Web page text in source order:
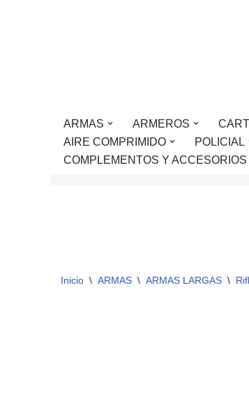
ARMAS ARMEROS
AIRE COMPRIMIDO
POLICIAL
COMPLEMENTOS Y
Inicio \ ARMAS \ ARMAS LARGAS \